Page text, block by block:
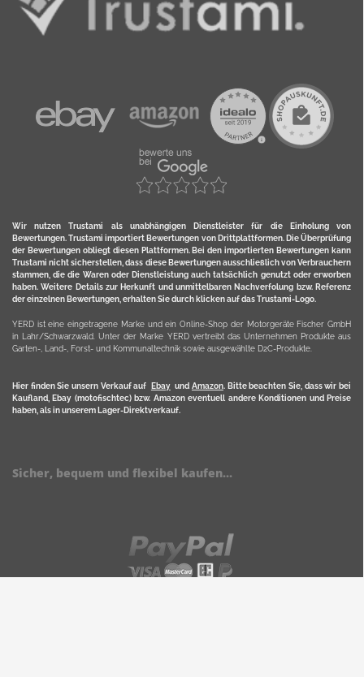
Wir nutzen Trustami als unabhängigen Dienstleister für die Einholung von
Bewertungen. Trustami importiert Bewertungen von Drittplattformen. Die Überprüfung
der Bewertungen obliegt diesen Plattformen. Bei den importierten Bewertungen kann
Trustami nicht sicherstellen, dass diese Bewertungen ausschließlich von Verbrauchern
stammen, die die Waren oder Dienstleistung auch tatsächlich genutzt oder erworben
haben. Weitere Details zur Herkunft und unmittelbaren Nachverfolung bzw. Referenz
der einzelnen Bewertungen, erhalten Sie durch klicken auf das Trustami-Logo.
YERD ist eine eingetragene Marke und ein Online-Shop der Motorgeräte Fischer GmbH
in Lahr/Schwarzwald. Unter der Marke YERD vertreibt das Unternehmen Produkte aus
Garten-, Land-, Forst- und Kommunaltechnik sowie ausgewählte D2C-Produkte.
Hier finden Sie unsern Verkauf auf Ebayund Amazon. Bitte beachten Sie, dass wir bei
Kaufland, Ebay (motofischtec) bzw. Amazon eventuell andere Konditionen und Preise
haben, als in unserem Lager-Direktverkauf.
Sicher, bequem und flexibel kaufen...